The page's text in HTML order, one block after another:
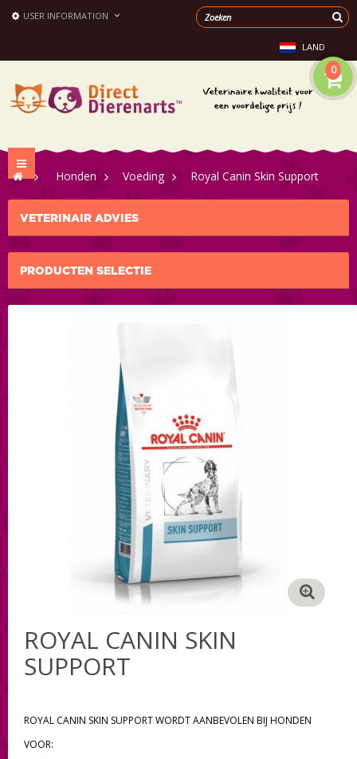
USER INFORMATION
LAND
0
Toggle
navigation
> Honden > Voeding > Royal Canin Skin Support
VETERINAIR ADVIES
PRODUCTEN SELECTIE
ROYAL CANIN SKIN
SUPPORT
ROYAL CANIN SKIN SUPPORT WORDT AANBEVOLEN BIJ HONDEN
VOOR: